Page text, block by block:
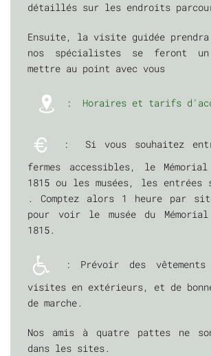
détaillés sur les endroits
Ensuite, la visite guidée prendra
nos spécialistes se feront
mettre au point avec vous
: Horaires et tarifs
: Si vous souhaitez
fermes accessibles, le
1815 ou les musées, les entrées
. Comptez alors 1 heure par
pour voir le musée du
1815.
: Prévoir des vêtements
visites en extérieurs, et de
de marche.
Nos amis à quatre pattes ne
dans les sites.